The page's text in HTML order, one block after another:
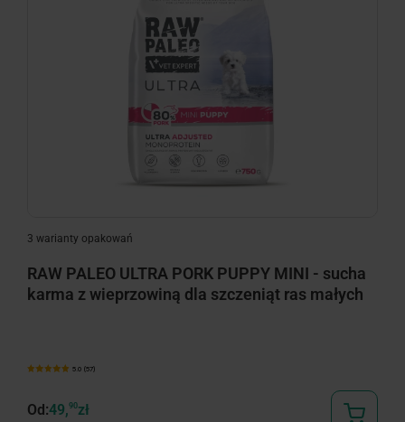
minimize
3 warianty opakowań
RAW PALEO ULTRA PORK PUPPY MINI - sucha
karma z wieprzowiną dla szczeniąt ras małych
5.0 (57)
Od:49,90zł